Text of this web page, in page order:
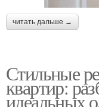
читать дальше →
Стильные
квартир:
идеальных